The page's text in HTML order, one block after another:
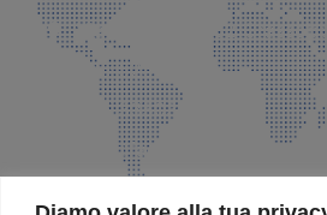
Via Padre Elzi, 32
035 525015
035 335037
info@faeg.it
SITE MAP